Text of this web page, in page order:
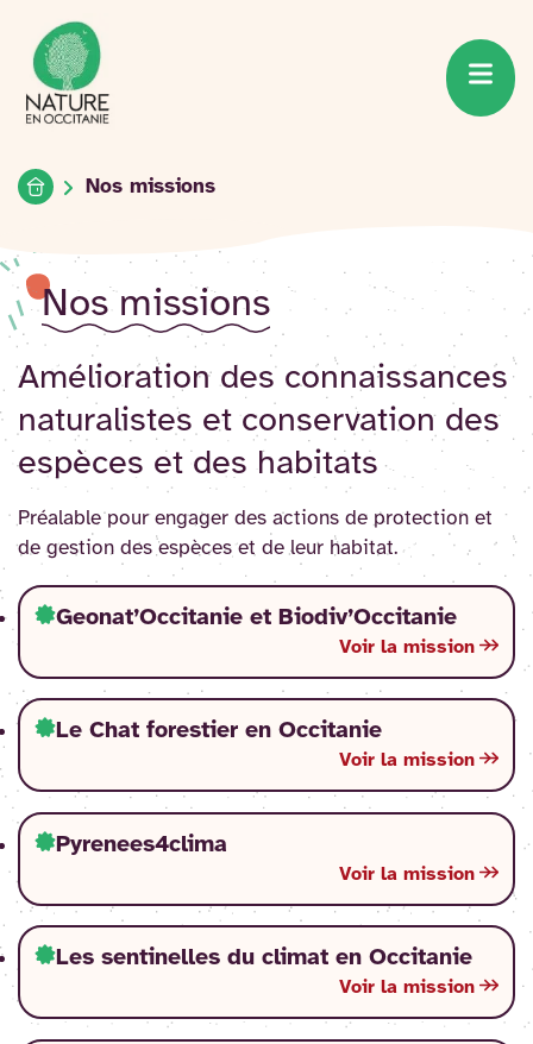
Accéder
au
contenu
Accueil du site
AccueilNos missions
Nos missions
Amélioration des connaissances
naturalistes et conservation des
espèces et des habitats
Préalable pour engager des actions de protection et
de gestion des espèces et de leur habitat.
Geonat’Occitanie et Biodiv’Occitanie
Voir la mission
Le Chat forestier en Occitanie
Voir la mission
Pyrenees4clima
Voir la mission
Les sentinelles du climat en Occitanie
Voir la mission